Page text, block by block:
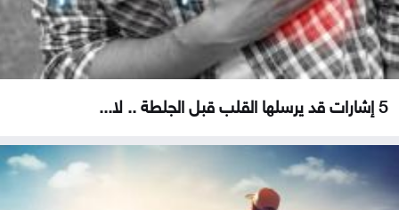
5 إشارات قد يرسلها القلب قبل الجلطة .. لا...